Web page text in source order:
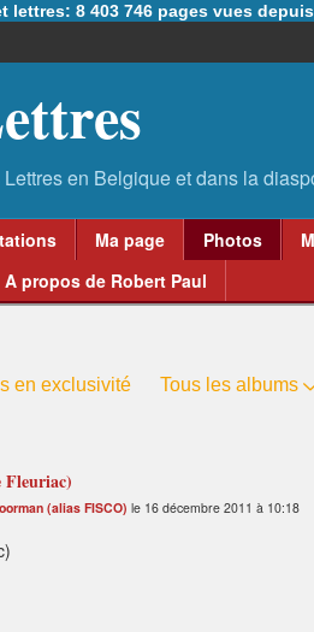
8 403 746 pages vues
Ma page Photos
A propos de Robert Paul
en exclusivité Tous les albums
Fleuriac)
(alias FISCO) le 16 décembre 2011 à 10:18